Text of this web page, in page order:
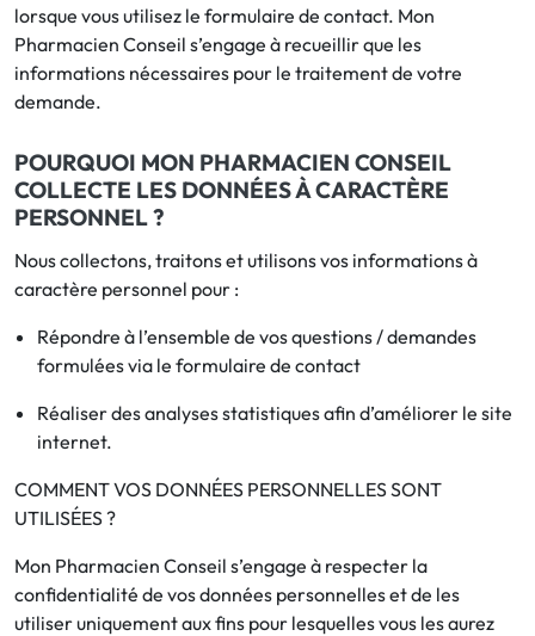
lorsque vous utilisez le formulaire de contact. Mon
Pharmacien Conseil s’engage à recueillir que les
informations nécessaires pour le traitement de votre
demande.
POURQUOI MON PHARMACIEN CONSEIL
COLLECTE LES DONNÉES À CARACTÈRE
PERSONNEL ?
Nous collectons, traitons et utilisons vos informations à
caractère personnel pour :
Répondre à l’ensemble de vos questions / demandes
formulées via le formulaire de contact
Réaliser des analyses statistiques afin d’améliorer le site
internet.
COMMENT VOS DONNÉES PERSONNELLES SONT
UTILISÉES ?
Mon Pharmacien Conseil s’engage à respecter la
confidentialité de vos données personnelles et de les
utiliser uniquement aux fins pour lesquelles vous les aurez